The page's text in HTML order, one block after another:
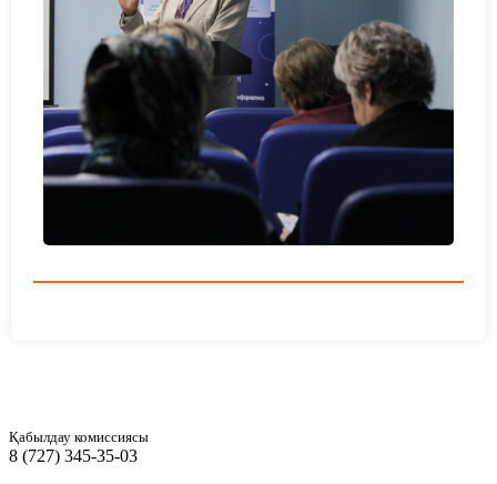
Қабылдау комиссиясы
8 (727) 345-35-03